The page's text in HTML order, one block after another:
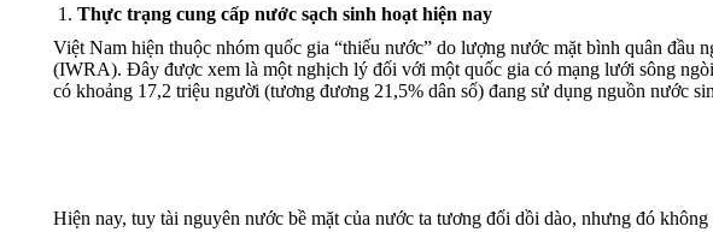
Thực trạng cung cấp nước sạch sinh hoạt hiện nay
Việt Nam hiện thuộc nhóm quốc gia “thiếu nước” do lượng nước mặt bình quân đầu
(IWRA). Đây được xem là một nghịch lý đối với một quốc gia có mạng lưới sông
có khoảng 17,2 triệu người (tương đương 21,5% dân số) đang sử dụng nguồn nước
Hiện nay, tuy tài nguyên nước bề mặt của nước ta tương đối dồi dào, nhưng đó